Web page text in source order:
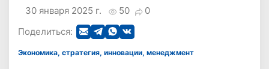
50 0
30 января 2025 г.
Поделиться:
Экономика, стратегия, инновации, менеджмент